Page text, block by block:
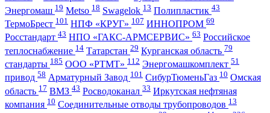
Энергомаш 19 Metso 18 Swagelok 13 Полипластик 43
ТермоБрест 101 НПФ «КРУГ» 107 ИННОПРОМ 69
Росстандарт 43 НПО «ГАКС-АРМСЕРВИС» 63 Российское
теплоснабжение 14 Татарстан 29 Курганская область 79
стандарты 185 ООО «РТМТ» 112 Энергомашкомплект 51
привод 58 Арматурный Завод 101 СибурТюменьГаз 10 Омская
область 17 ВМЗ 43 Росводоканал 33 Иркутская нефтяная
компания 10 Соединительные отводы трубопроводов 13